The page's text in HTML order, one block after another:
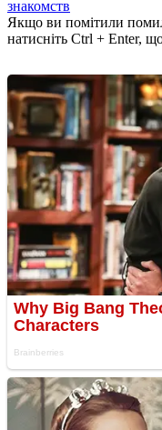
знакомств
Якщо ви помітили
натисніть Ctrl + Enter,